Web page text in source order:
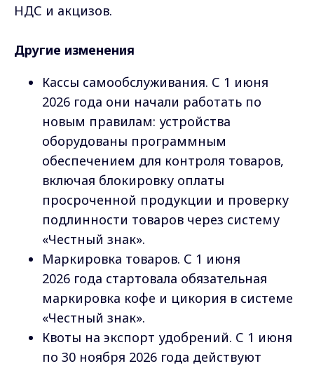
НДС и акцизов.
Другие изменения
Кассы самообслуживания. С 1 июня
2026 года они начали работать по
новым правилам: устройства
оборудованы программным
обеспечением для контроля товаров,
включая блокировку оплаты
просроченной продукции и проверку
подлинности товаров через систему
«Честный знак».
Маркировка товаров. С 1 июня
2026 года стартовала обязательная
маркировка кофе и цикория в системе
«Честный знак».
Квоты на экспорт удобрений. С 1 июня
по 30 ноября 2026 года действуют